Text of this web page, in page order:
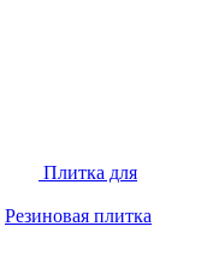
Плитка для
Резиновая плитка